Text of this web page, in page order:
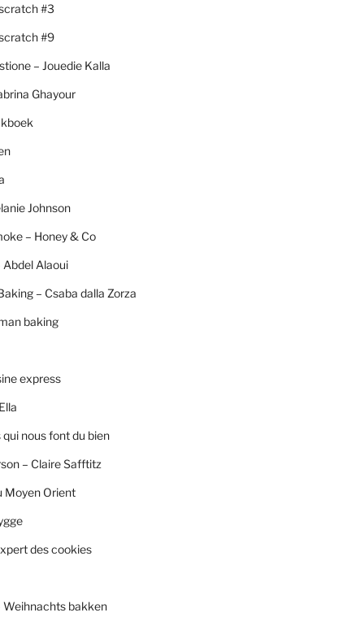
#3
#9
– Jouedie Kalla
Ghayour
Johnson
– Honey & Co
Abdel Alaoui
– Csaba dalla Zorza
baking
express
qui nous font du bien
– Claire Safftitz
Moyen Orient
des cookies
Weihnachts bakken